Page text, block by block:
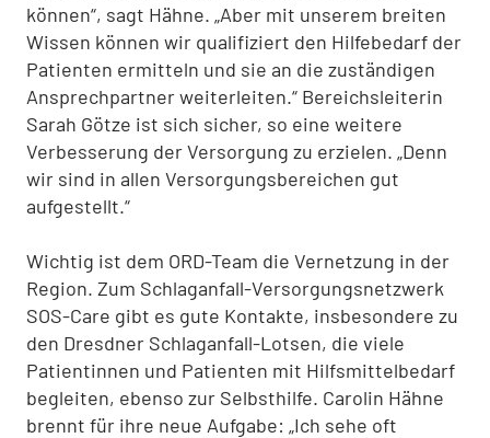
können“, sagt Hähne. „Aber mit unserem breiten
Wissen können wir qualifiziert den Hilfebedarf der
Patienten ermitteln und sie an die zuständigen
Ansprechpartner weiterleiten.“ Bereichsleiterin
Sarah Götze ist sich sicher, so eine weitere
Verbesserung der Versorgung zu erzielen. „Denn
wir sind in allen Versorgungsbereichen gut
aufgestellt.“
Wichtig ist dem ORD-Team die Vernetzung in der
Region. Zum Schlaganfall-Versorgungsnetzwerk
SOS-Care gibt es gute Kontakte, insbesondere zu
den Dresdner Schlaganfall-Lotsen, die viele
Patientinnen und Patienten mit Hilfsmittelbedarf
begleiten, ebenso zur Selbsthilfe. Carolin Hähne
brennt für ihre neue Aufgabe: „Ich sehe oft